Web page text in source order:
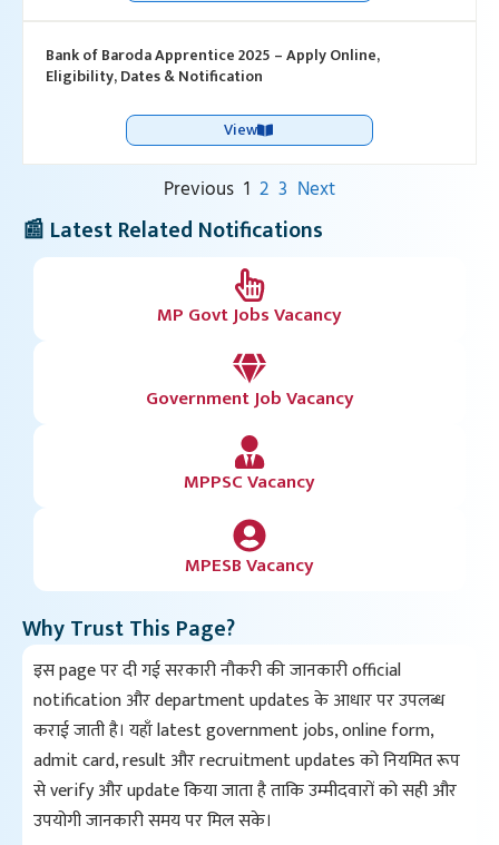
Bank of Baroda Apprentice 2025 – Apply Online,
Eligibility, Dates & Notification
View
Previous 1 2 3 Next
📰 Latest Related Notifications
MP Govt Jobs Vacancy
Government Job Vacancy
MPPSC Vacancy
MPESB Vacancy
Why Trust This Page?
इस page पर दी गई सरकारी नौकरी की जानकारी official
notification और department updates के आधार पर उपलब्ध
कराई जाती है। यहाँ latest government jobs, online form,
admit card, result और recruitment updates को नियमित रूप
से verify और update किया जाता है ताकि उम्मीदवारों को सही और
उपयोगी जानकारी समय पर मिल सके।